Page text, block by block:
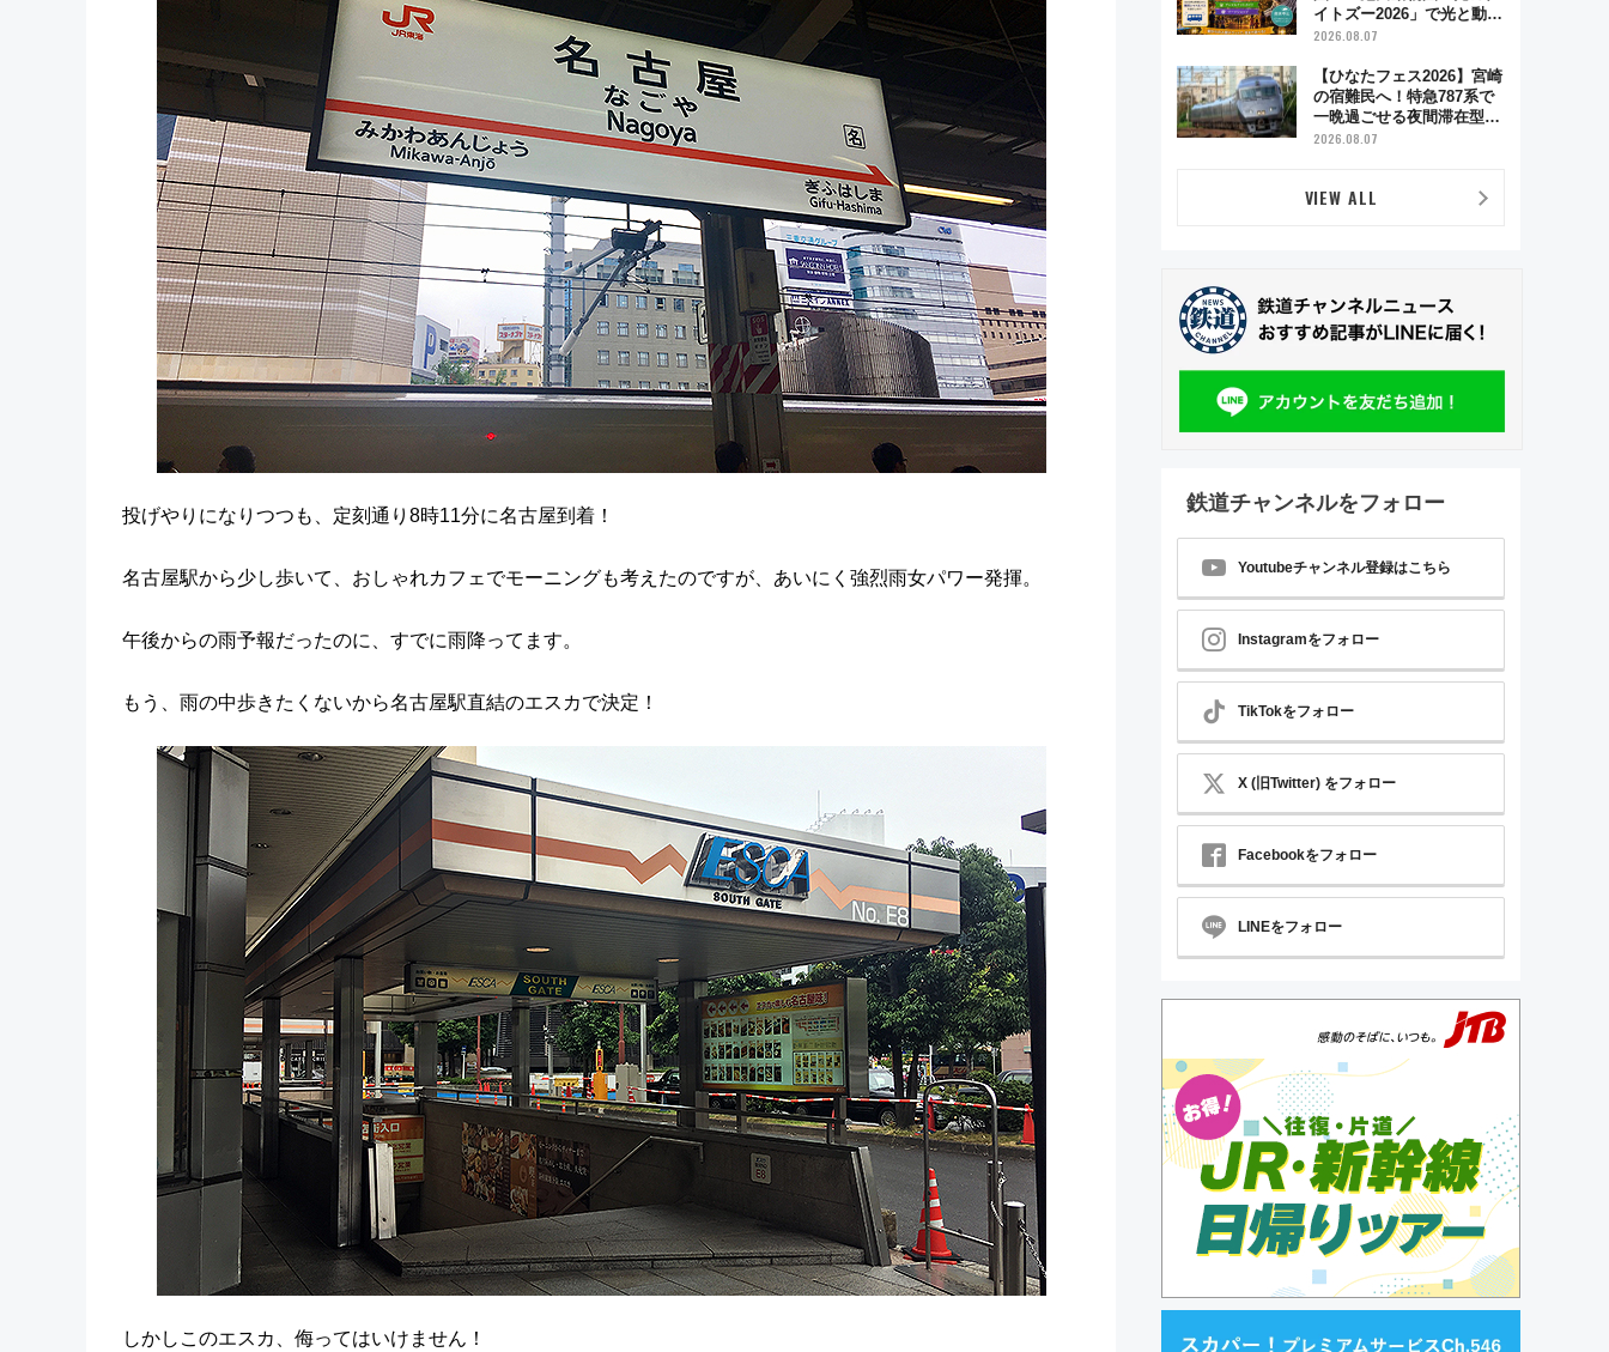
投げやりになりつつも、定刻通り8時11分に名古屋到着！
名古屋駅から少し歩いて、おしゃれカフェでモーニングも考えたのですが、あいにく強烈雨女パワー発揮。
午後からの雨予報だったのに、すでに雨降ってます。
もう、雨の中歩きたくないから名古屋駅直結のエスカで決定！
しかしこのエスカ、侮ってはいけません！
イトズー2026」で光と動物
が彩る特別な夜
2026.08.07
【ひなたフェス2026】宮崎
の宿難民へ！特急787系で
一晩過ごせる夜間滞在型イ
ベント「スワローおひさ
2026.08.07
VIEW ALL
鉄道チャンネルをフォロー
Youtubeチャンネル登録はこちら
Instagramをフォロー
TikTokをフォロー
X (旧Twitter) をフォロー
Facebookをフォロー
LINEをフォロー